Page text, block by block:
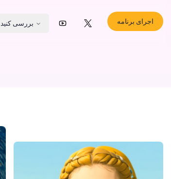
بررسی کنید YouTubeX (Twitter)
اجرای برنامه